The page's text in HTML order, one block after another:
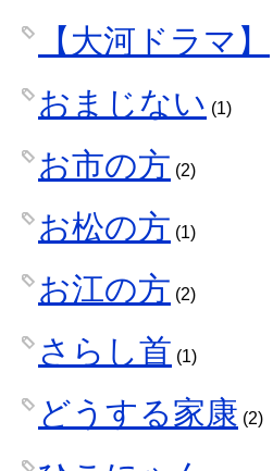
【大河ドラマ】
おまじない (1)
お市の方 (2)
お松の方 (1)
お江の方 (2)
さらし首 (1)
どうする家康 (2)